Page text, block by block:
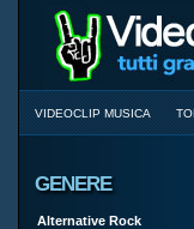
VIDEOCLIP MUSICA
GENERE
Alternative Rock